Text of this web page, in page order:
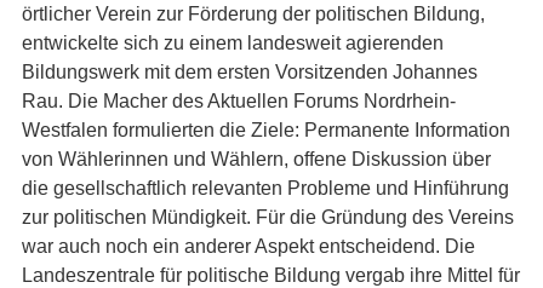
örtlicher Verein zur Förderung der politischen Bildung,
entwickelte sich zu einem landesweit agierenden
Bildungswerk mit dem ersten Vorsitzenden Johannes
Rau. Die Macher des Aktuellen Forums Nordrhein-
Westfalen formulierten die Ziele: Permanente Information
von Wählerinnen und Wählern, offene Diskussion über
die gesellschaftlich relevanten Probleme und Hinführung
zur politischen Mündigkeit. Für die Gründung des Vereins
war auch noch ein anderer Aspekt entscheidend. Die
Landeszentrale für politische Bildung vergab ihre Mittel für